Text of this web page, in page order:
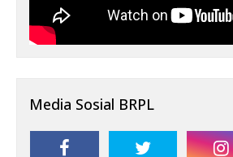
Media Sosial BRPL